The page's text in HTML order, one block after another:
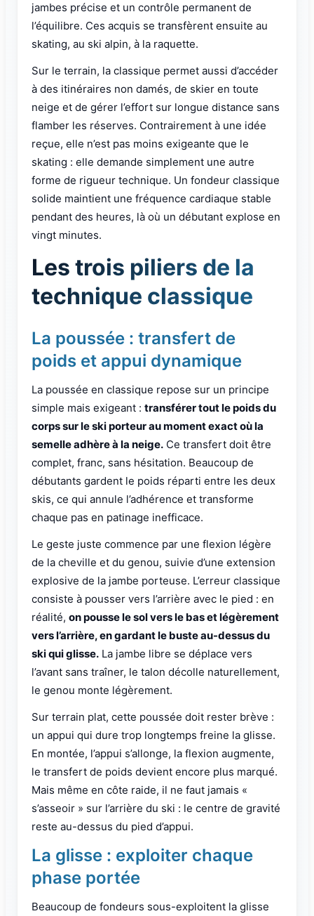
jambes précise et un contrôle permanent de
l’équilibre. Ces acquis se transfèrent ensuite au
skating, au ski alpin, à la raquette.
Sur le terrain, la classique permet aussi d’accéder
à des itinéraires non damés, de skier en toute
neige et de gérer l’effort sur longue distance sans
flamber les réserves. Contrairement à une idée
reçue, elle n’est pas moins exigeante que le
skating : elle demande simplement une autre
forme de rigueur technique. Un fondeur classique
solide maintient une fréquence cardiaque stable
pendant des heures, là où un débutant explose en
vingt minutes.
Les trois piliers de la
technique classique
La poussée : transfert de
poids et appui dynamique
La poussée en classique repose sur un principe
simple mais exigeant : transférer tout le poids du
corps sur le ski porteur au moment exact où la
semelle adhère à la neige. Ce transfert doit être
complet, franc, sans hésitation. Beaucoup de
débutants gardent le poids réparti entre les deux
skis, ce qui annule l’adhérence et transforme
chaque pas en patinage inefficace.
Le geste juste commence par une flexion légère
de la cheville et du genou, suivie d’une extension
explosive de la jambe porteuse. L’erreur classique
consiste à pousser vers l’arrière avec le pied : en
réalité, on pousse le sol vers le bas et légèrement
vers l’arrière, en gardant le buste au-dessus du
ski qui glisse. La jambe libre se déplace vers
l’avant sans traîner, le talon décolle naturellement,
le genou monte légèrement.
Sur terrain plat, cette poussée doit rester brève :
un appui qui dure trop longtemps freine la glisse.
En montée, l’appui s’allonge, la flexion augmente,
le transfert de poids devient encore plus marqué.
Mais même en côte raide, il ne faut jamais «
s’asseoir » sur l’arrière du ski : le centre de gravité
reste au-dessus du pied d’appui.
La glisse : exploiter chaque
phase portée
Beaucoup de fondeurs sous-exploitent la glisse